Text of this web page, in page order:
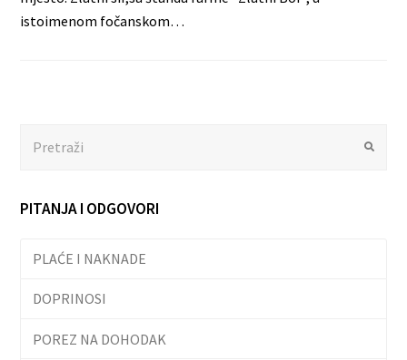
istoimenom fočanskom…
Submit
PITANJA I ODGOVORI
PLAĆE I NAKNADE
DOPRINOSI
POREZ NA DOHODAK